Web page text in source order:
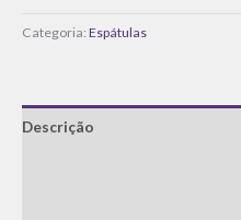
Categoria: Espátulas
Descrição